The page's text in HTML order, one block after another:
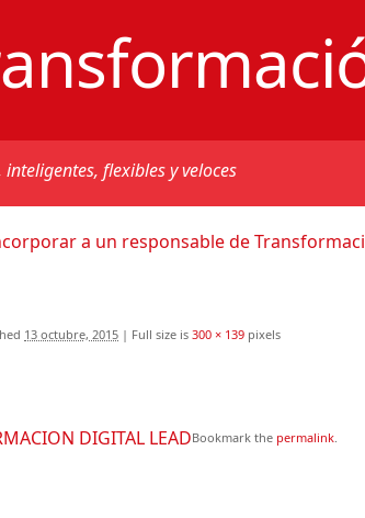
flexibles y veloces
a un responsable de
13 octubre, 2015 | Full size is 300 × 139 pixels
DIGITAL LEADBookmark the permalink